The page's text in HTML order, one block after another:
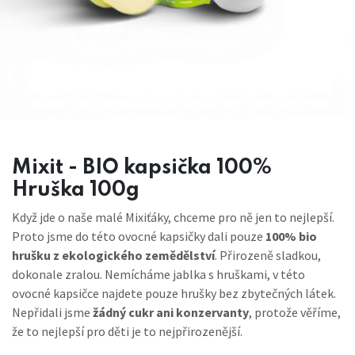
Mixit - BIO kapsička 100%
Hruška 100g
Když jde o naše malé Mixiťáky, chceme pro ně jen to nejlepší.
Proto jsme do této ovocné kapsičky dali pouze 100% bio
hrušku z ekologického zemědělství. Přirozeně sladkou,
dokonale zralou. Nemícháme jablka s hruškami, v této
ovocné kapsičce najdete pouze hrušky bez zbytečných látek.
Nepřidali jsme žádný cukr ani konzervanty, protože věříme,
že to nejlepší pro děti je to nejpřirozenější.